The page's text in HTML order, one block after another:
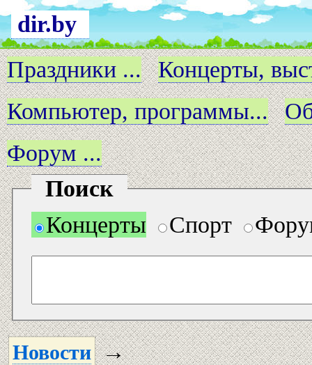
dir.by
Праздники ...
Концерты,
Компьютер, программы...
Форум ...
Поиск
Концерты
Спорт
Новости→